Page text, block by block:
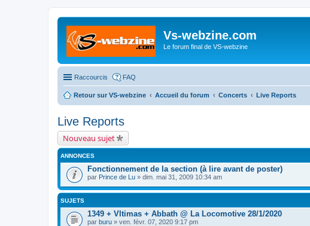
Vs-webzine.com
Le forum final de VS-webzine
Raccourcis FAQ
Retour sur VS-webzine Accueil du forum Concerts Live Reports
Live Reports
Nouveau sujet
ANNONCES
Fonctionnement de la section (à lire avant de poster)
par Prince de Lu » dim. mai 31, 2009 10:34 am
SUJETS
1349 + Vltimas + Abbath @ La Locomotive 28/1/2020
par buru » ven. févr. 07, 2020 9:17 pm